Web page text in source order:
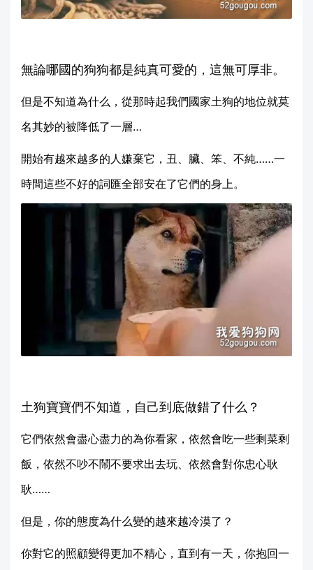
無論哪國的狗狗都是純真可愛的，這無可厚非。
但是不知道為什么，從那時起我們國家土狗的地位就莫
名其妙的被降低了一層…
開始有越來越多的人嫌棄它，丑、臟、笨、不純……一
時間這些不好的詞匯全部安在了它們的身上。
土狗寶寶們不知道，自己到底做錯了什么？
它們依然會盡心盡力的為你看家，依然會吃一些剩菜剩
飯，依然不吵不鬧不要求出去玩、依然會對你忠心耿
耿……
但是，你的態度為什么變的越來越冷漠了？
你對它的照顧變得更加不精心，直到有一天，你抱回一